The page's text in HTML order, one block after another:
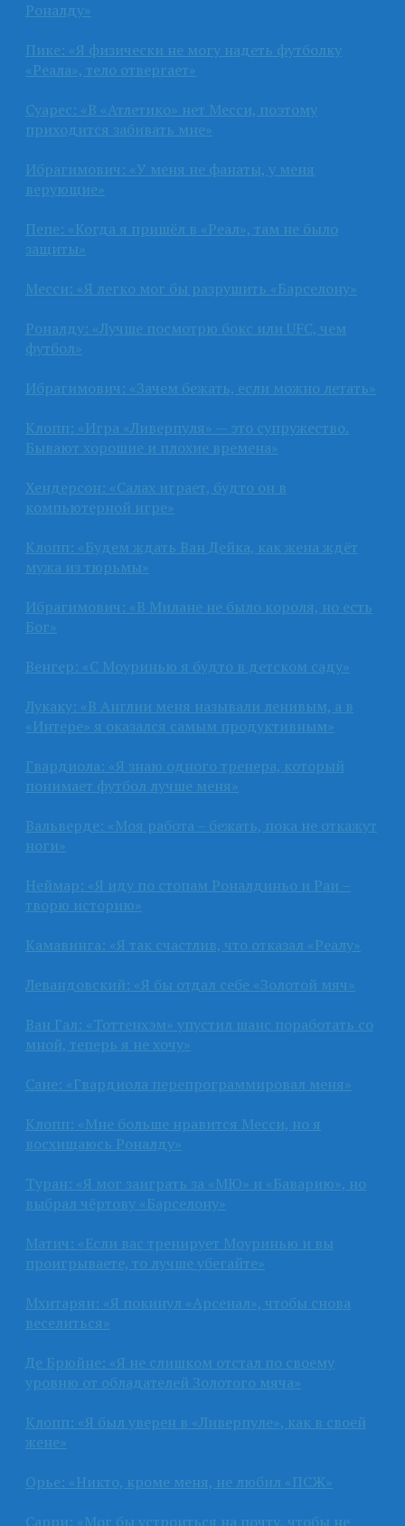
Роналду»
Пике: «Я физически не могу надеть футболку
«Реала», тело отвергает»
Суарес: «В «Атлетико» нет Месси, поэтому
приходится забивать мне»
Ибрагимович: «У меня не фанаты, у меня
верующие»
Пепе: «Когда я пришёл в «Реал», там не было
защиты»
Месси: «Я легко мог бы разрушить «Барселону»
Роналду: «Лучше посмотрю бокс или UFC, чем
футбол»
Ибрагимович: «Зачем бежать, если можно летать»
Клопп: «Игра «Ливерпуля» — это супружество.
Бывают хорошие и плохие времена»
Хендерсон: «Салах играет, будто он в
компьютерной игре»
Клопп: «Будем ждать Ван Дейка, как жена ждёт
мужа из тюрьмы»
Ибрагимович: «В Милане не было короля, но есть
Бог»
Венгер: «С Моуринью я будто в детском саду»
Лукаку: «В Англии меня называли ленивым, а в
«Интере» я оказался самым продуктивным»
Гвардиола: «Я знаю одного тренера, который
понимает футбол лучше меня»
Вальверде: «Моя работа – бежать, пока не откажут
ноги»
Неймар: «Я иду по стопам Роналдиньо и Раи –
творю историю»
Камавинга: «Я так счастлив, что отказал «Реалу»
Левандовский: «Я бы отдал себе «Золотой мяч»
Ван Гал: «Тоттенхэм» упустил шанс поработать со
мной, теперь я не хочу»
Сане: «Гвардиола перепрограммировал меня»
Клопп: «Мне больше нравится Месси, но я
восхищаюсь Роналду»
Туран: «Я мог заиграть за «МЮ» и «Баварию», но
выбрал чёртову «Барселону»
Матич: «Если вас тренирует Моуринью и вы
проигрываете, то лучше убегайте»
Мхитарян: «Я покинул «Арсенал», чтобы снова
веселиться»
Де Брюйне: «Я не слишком отстал по своему
уровню от обладателей Золотого мяча»
Клопп: «Я был уверен в «Ливерпуле», как в своей
жене»
Орье: «Никто, кроме меня, не любил «ПСЖ»
Сарри: «Мог бы устроиться на почту, чтобы не